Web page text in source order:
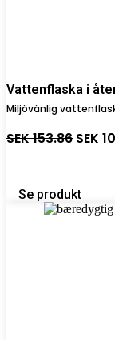
Vattenflaska i
Miljövänlig
SEK153.86 Det
SEK
SEK
Se produkt